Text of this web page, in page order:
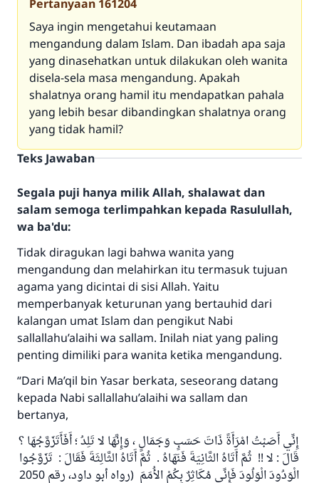
Pertanyaan 161204
Saya ingin mengetahui keutamaan
mengandung dalam Islam. Dan ibadah apa saja
yang dinasehatkan untuk dilakukan oleh wanita
disela-sela masa mengandung. Apakah
shalatnya orang hamil itu mendapatkan pahala
yang lebih besar dibandingkan shalatnya orang
yang tidak hamil?
Teks Jawaban
Segala puji hanya milik Allah, shalawat dan
salam semoga terlimpahkan kepada Rasulullah,
wa ba'du:
Tidak diragukan lagi bahwa wanita yang
mengandung dan melahirkan itu termasuk tujuan
agama yang dicintai di sisi Allah. Yaitu
memperbanyak keturunan yang bertauhid dari
kalangan umat Islam dan pengikut Nabi
sallallahu’alaihi wa sallam. Inilah niat yang paling
penting dimiliki para wanita ketika mengandung.
“Dari Ma’qil bin Yasar berkata, seseorang datang
kepada Nabi sallallahu’alaihi wa sallam dan
bertanya,
إِنِّي أَصَبْتُ امْرَأَةً ذَاتَ حَسَبٍ وَجَمَالٍ ، وَإِنَّهَا لا تَلِدُ ؛ أَفَأَتَزَوَّجُهَا ؟
قَالَ : لا !! ثُمَّ أَتَاهُ الثَّانِيَةَ فَنَهَاهُ . ثُمَّ أَتَاهُ الثَّالِثَةَ فَقَالَ : تَزَوَّجُوا
الْوَدُودَ الْوَلُودَ فَإِنِّي مُكَاثِرٌ بِكُمْ الأُمَمَ (رواه أبو داود، رقم 2050